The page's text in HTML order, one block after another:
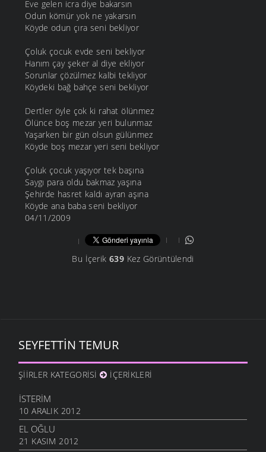
Eve gelen icra diye bakarsın
Odun kömür yok ne yakarsın
Köyde odun çıra seni bekliyor
Çoluk çocuk evde seni bekliyor
Hanım çay şeker al diye ekliyor
Sorunlar çözülmez kalbi tekliyor
Köydeki bağ bahçe seni bekliyor
Dertler öyle çok ki rahat ölünmez
Ölünce boş mezar yeri bulunmaz
Yaşarken bir gün olsun gülünmez
Köyde boş mezar yeri seni bekliyor
Çoluk çocuk yaşıyor tek başına
Saygı para oldu bakmaz yaşına
Şehirde hasret kaldı ayran aşına
Köyde ana baba seni bekliyor
04/11/2009
Bu İçerik 639Kez Görüntülendi
SEYFETTIN TEMUR
ŞIIRLER KATEGORISI İÇERIKLERI
İSTERIM
10 ARALIK 2012
EL OĞLU
21 KASIM 2012